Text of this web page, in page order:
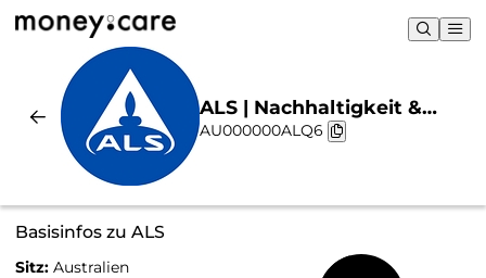
ALS | Nachhaltigkeit &
Chart
AU000000ALQ6
Basisinfos zu ALS
Sitz: Australien